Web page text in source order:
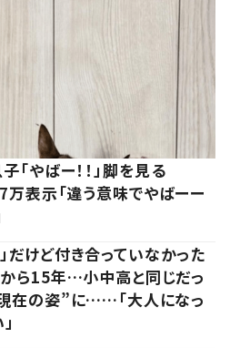
「やばー！！」脚を見る
表示「違う意味でやばーー
だけど付き合っていなかった
から15年…小中高と同じだっ
在の姿”に……「大人になっ